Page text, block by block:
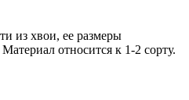
из хвои, ее размеры
относится к 1-2 сорту.